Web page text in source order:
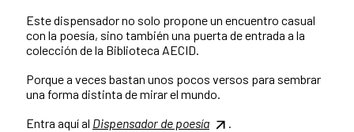
Este dispensador no solo propone un encuentro casual
con la poesía, sino también una puerta de entrada a la
colección de la Biblioteca AECID.
Porque a veces bastan unos pocos versos para sembrar
una forma distinta de mirar el mundo.
Entra aquí al Dispensador de poesía .